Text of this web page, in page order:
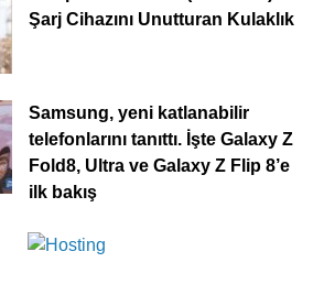
Şarj Cihazını Unutturan Kulaklık
Samsung, yeni katlanabilir
telefonlarını tanıttı. İşte Galaxy Z
Fold8, Ultra ve Galaxy Z Flip 8’e
ilk bakış